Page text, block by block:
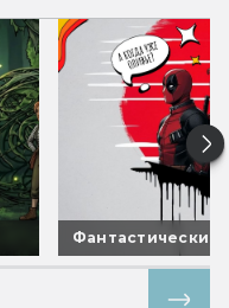
Фантастические